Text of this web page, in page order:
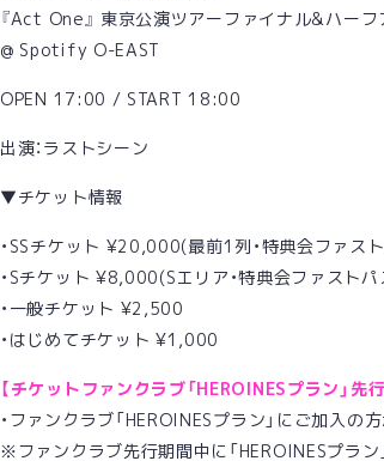
『Act One』 東京公演ツアーファイナル&ハーフ
@ Spotify O-EAST
OPEN 17:00 / START 18:00
出演：ラストシーン
▼チケット情報
・SSチケット ¥20,000(最前1列・特典会ファス
・Sチケット ¥8,000(Sエリア・特典会ファストパ
・一般チケット ¥2,500
・はじめてチケット ¥1,000
【チケットファンクラブ「HEROINESプラン」先行
・ファンクラブ「HEROINESプラン」にご加入の
※ファンクラブ先行期間中に「HEROINESプラン